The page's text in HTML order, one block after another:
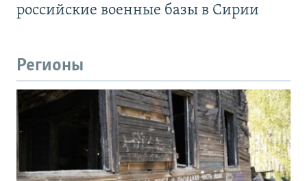
российские военные базы в Сирии
Регионы